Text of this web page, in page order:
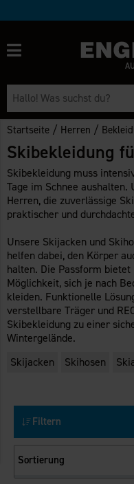
Startseite / Herren /
Skibekleidung
Skibekleidung muss
Tage im Schnee
Herren, die zuverlässige
praktischer und
Unsere Skijacken und
helfen dabei, den Körper
halten. Die Passform
Möglichkeit, sich je nach
kleiden. Funktionelle
verstellbare Träger und
Skibekleidung zu einer
Wintergelände.
Skijacken
Skihosen
Filtern
Sortierung